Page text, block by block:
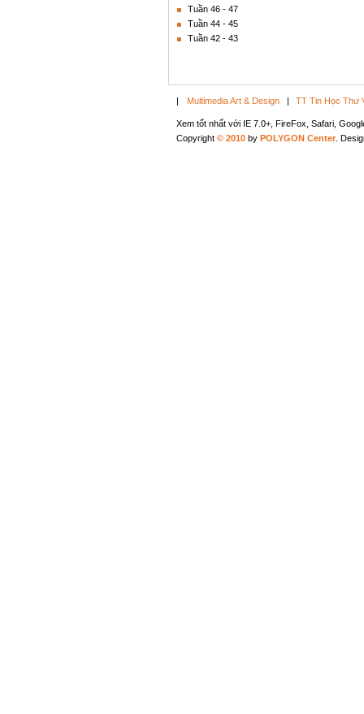
Tuần 46 - 47
Tuần 44 - 45
Tuần 42 - 43
| Multimedia Art & Design | TT Tin Học Thư
Xem tốt nhất với IE 7.0+, FireFox, Safari,
Copyright © 2010 by POLYGON Center .